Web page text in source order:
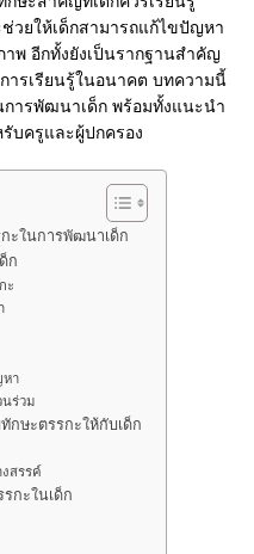
วยให้เด็กสามารถแก้ไขปัญหา
พ อีกทั้งยังเป็นรากฐานสำคัญ
รเรียนรู้ในอนาคต บทความนี้
ารพัฒนาเด็ก พร้อมทั้งแนะนำ
บครูและผู้ปกครอง
ะในการพัฒนาเด็ก
ก
ะ
หา
นร่วม
กษะตรรกะให้กับเด็ก
งสรรค์
กะในเด็ก